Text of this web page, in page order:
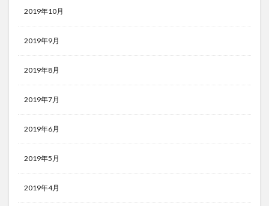
2019年10月
2019年9月
2019年8月
2019年7月
2019年6月
2019年5月
2019年4月